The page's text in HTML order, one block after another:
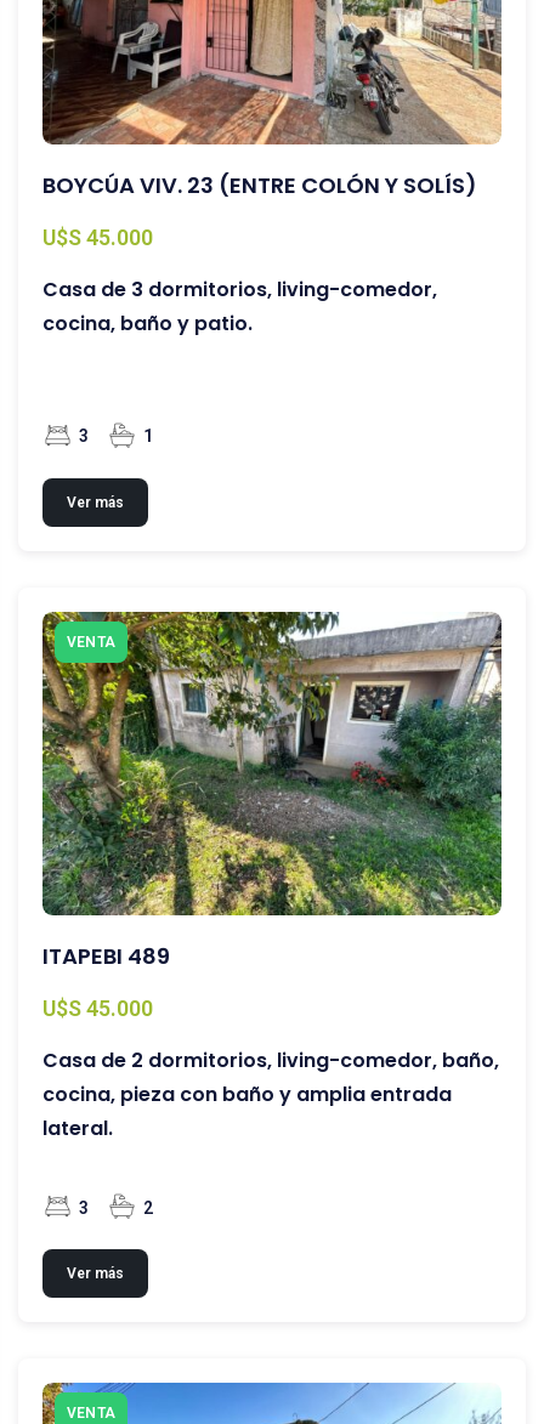
BOYCÚA VIV. 23 (ENTRE COLÓN Y SOLÍS)
U$S 45.000
Casa de 3 dormitorios, living-comedor,
cocina, baño y patio.
3 1
Ver más
VENTA
ITAPEBI 489
U$S 45.000
Casa de 2 dormitorios, living-comedor, baño,
cocina, pieza con baño y amplia entrada
lateral.
3 2
Ver más
VENTA